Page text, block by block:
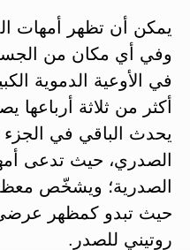
يمكن أن تظهر أمهات
وفي أي مكان من
في الأوعية الدموية
أكثر من ثلاثة أرباعها
يحدث الباقي في الجزء
الصدري، حيث تدعى
الصدرية؛ ويشخّص
حيث تبدو كمظهر
روتيني للصدر.